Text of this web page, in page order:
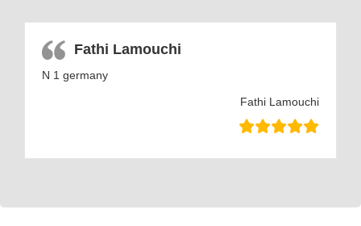
Fathi Lamouchi
N 1 germany
Fathi Lamouchi